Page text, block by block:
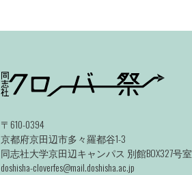
〒610-0394
京都府京田辺市多々羅都谷1-3
同志社大学京田辺キャンパス 別館BOX327号室
doshisha-cloverfes@mail.doshisha.ac.jp